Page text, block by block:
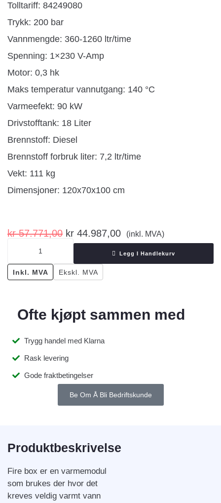
Tolltariff: 84249080
Trykk: 200 bar
Vannmengde: 360-1260 ltr/time
Spenning: 1×230 V-Amp
Motor: 0,3 hk
Maks temperatur vannutgang: 140 °C
Varmeefekt: 90 kW
Drivstofftank: 18 Liter
Brennstoff: Diesel
Brennstoff forbruk liter: 7,2 ltr/time
Vekt: 111 kg
Dimensjoner: 120x70x100 cm
kr57.771,00 kr 44.987,00 (inkl. MVA)
Legg I Handlekurv
Inkl. MVA Ekskl. MVA
Ofte kjøpt sammen med
Trygg handel med Klarna
Rask levering
Gode fraktbetingelser
Be Om Å Bli Bedriftskunde
Produktbeskrivelse
Fire box er en varmemodul
som brukes der hvor det
kreves veldig varmt vann